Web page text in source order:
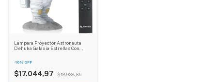
Lampara Proyector Astronauta
Dehuka Galaxia Estrellas Con
-10% OFF
$17.044,97 $18.938,86